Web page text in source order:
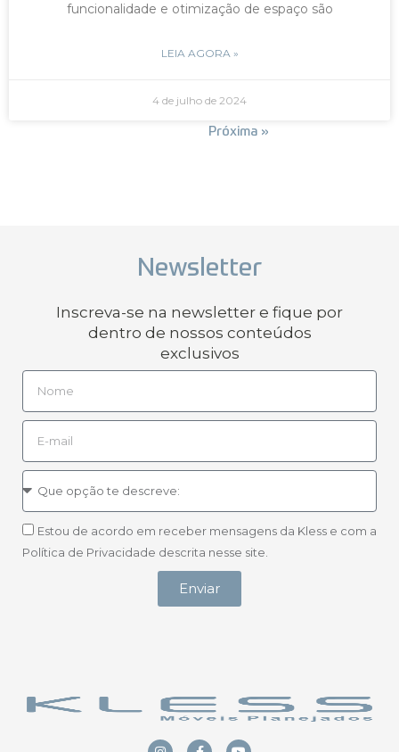
funcionalidade e otimização de espaço são
LEIA AGORA »
4 de julho de 2024
Próxima »
Newsletter
Inscreva-se na newsletter e fique por
dentro de nossos conteúdos
exclusivos
Estou de acordo em receber mensagens da Kless e com a
Política de Privacidade descrita nesse site.
Enviar